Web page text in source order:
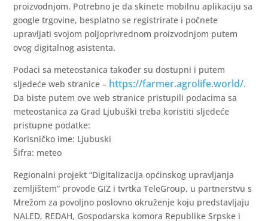
proizvodnjom. Potrebno je da skinete mobilnu aplikaciju sa
google trgovine, besplatno se registrirate i počnete
upravljati svojom poljoprivrednom proizvodnjom putem
ovog digitalnog asistenta.
Podaci sa meteostanica također su dostupni i putem
sljedeće web stranice – https://farmer.agrolife.world/.
Da biste putem ove web stranice pristupili podacima sa
meteostanica za Grad Ljubuški treba koristiti sljedeće
pristupne podatke:
Korisničko ime: Ljubuski
Šifra: meteo
Regionalni projekt “Digitalizacija općinskog upravljanja
zemljištem” provode GIZ i tvrtka TeleGroup, u partnerstvu s
Mrežom za povoljno poslovno okruženje koju predstavljaju
NALED, REDAH, Gospodarska komora Republike Srpske i